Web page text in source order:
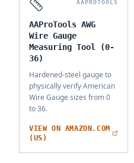
AAPROTOOLS
AAProTools AWG
Wire Gauge
Measuring Tool (0-
36)
Hardened-steel gauge to
physically verify American
Wire Gauge sizes from 0
to 36.
VIEW ON AMAZON.COM
(US)